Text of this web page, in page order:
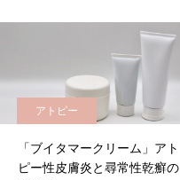
アトピー
「ブイタマークリーム」アト
ピー性皮膚炎と尋常性乾癬の